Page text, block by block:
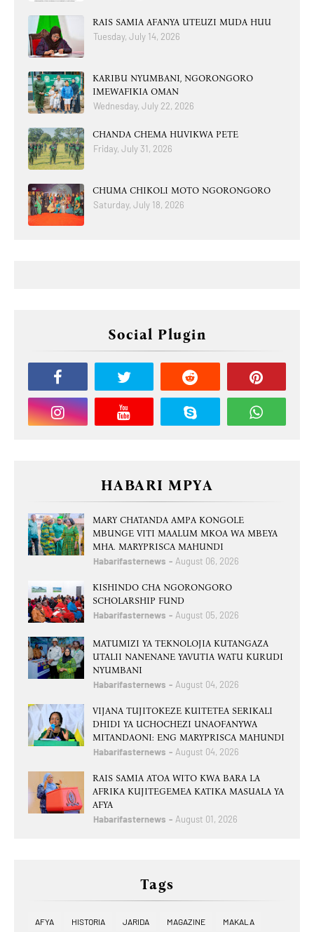
RAIS SAMIA AFANYA UTEUZI MUDA HUU
Tuesday, July 14, 2026
KARIBU NYUMBANI, NGORONGORO
IMEWAFIKIA OMAN
Wednesday, July 22, 2026
CHANDA CHEMA HUVIKWA PETE
Friday, July 31, 2026
CHUMA CHIKOLI MOTO NGORONGORO
Saturday, July 18, 2026
Social Plugin
HABARI MPYA
MARY CHATANDA AMPA KONGOLE
MBUNGE VITI MAALUM MKOA WA MBEYA
MHA. MARYPRISCA MAHUNDI
Habarifasternews August 06, 2026
KISHINDO CHA NGORONGORO
SCHOLARSHIP FUND
Habarifasternews August 05, 2026
MATUMIZI YA TEKNOLOJIA KUTANGAZA
UTALII NANENANE YAVUTIA WATU KURUDI
NYUMBANI
Habarifasternews August 04, 2026
VIJANA TUJITOKEZE KUITETEA SERIKALI
DHIDI YA UCHOCHEZI UNAOFANYWA
MITANDAONI: ENG MARYPRISCA MAHUNDI
Habarifasternews August 04, 2026
RAIS SAMIA ATOA WITO KWA BARA LA
AFRIKA KUJITEGEMEA KATIKA MASUALA YA
AFYA
Habarifasternews August 01, 2026
Tags
AFYA HISTORIA JARIDA MAGAZINE MAKALA